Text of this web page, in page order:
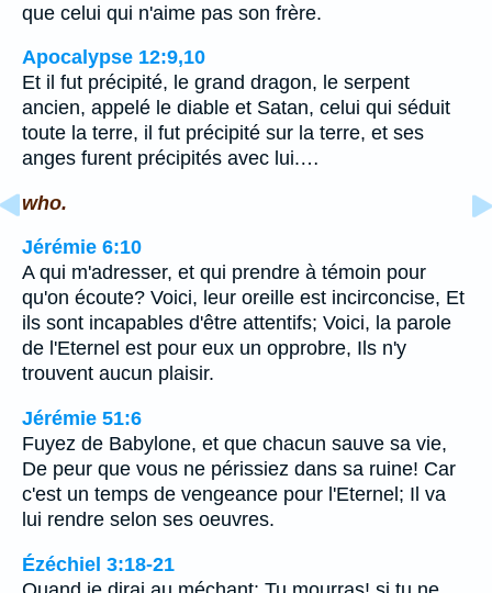
que celui qui n'aime pas son frère.
Apocalypse 12:9,10
Et il fut précipité, le grand dragon, le serpent
ancien, appelé le diable et Satan, celui qui séduit
toute la terre, il fut précipité sur la terre, et ses
anges furent précipités avec lui.…
who.
Jérémie 6:10
A qui m'adresser, et qui prendre à témoin pour
qu'on écoute? Voici, leur oreille est incirconcise, Et
ils sont incapables d'être attentifs; Voici, la parole
de l'Eternel est pour eux un opprobre, Ils n'y
trouvent aucun plaisir.
Jérémie 51:6
Fuyez de Babylone, et que chacun sauve sa vie,
De peur que vous ne périssiez dans sa ruine! Car
c'est un temps de vengeance pour l'Eternel; Il va
lui rendre selon ses oeuvres.
Ézéchiel 3:18-21